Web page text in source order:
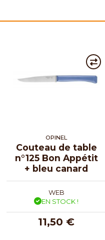
OPINEL
Couteau de table
n°125 Bon Appétit
+ bleu canard
WEB
EN STOCK !
11,50 €